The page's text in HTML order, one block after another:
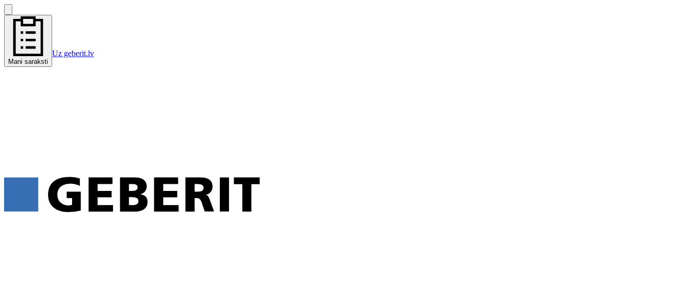
Mani saraksti
Uz geberit.lv